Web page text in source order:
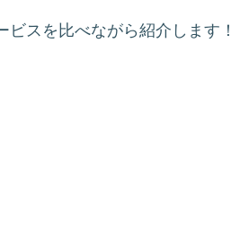
スを比べながら紹介します！